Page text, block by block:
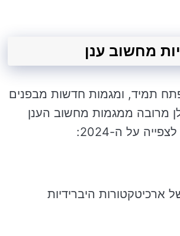
מחשוב ענן
תמיד, ומגמות חדשות מבפנים
מרובה ממגמות מחשוב הענן
על ה-2024:
ארכיטקטורות היברידיות